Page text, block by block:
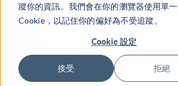
蹤你的資訊。我們會在你的瀏覽器使用單一
Cookie，以記住你的偏好為不受追蹤。
Cookie 設定
接受 拒絕